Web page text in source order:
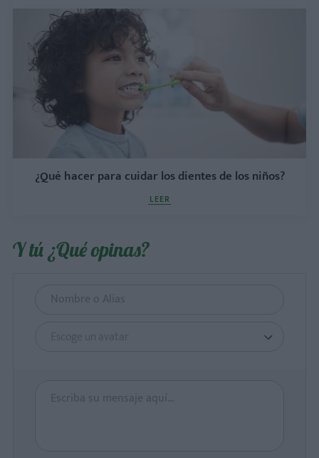
¿Qué hacer para cuidar los dientes de los niños?
LEER
Y tú ¿Qué opinas?
Escoge un avatar